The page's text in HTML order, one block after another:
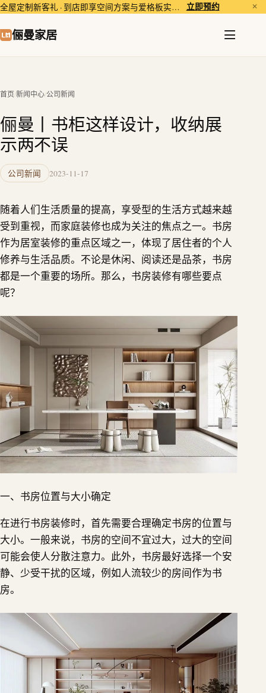
全屋定制新客礼 · 到店即享空间方案与爱格板实样体验。 立即预约 ✕
俪曼家居
首页/新闻中心/公司新闻
俪曼丨书柜这样设计，收纳展
示两不误
公司新闻 2023-11-17
随着人们生活质量的提高，享受型的生活方式越来越
受到重视，而家庭装修也成为关注的焦点之一。书房
作为居室装修的重点区域之一，体现了居住者的个人
修养与生活品质。不论是休闲、阅读还是品茶，书房
都是一个重要的场所。那么，书房装修有哪些要点
呢？
一、书房位置与大小确定
在进行书房装修时，首先需要合理确定书房的位置与
大小。一般来说，书房的空间不宜过大，过大的空间
可能会使人分散注意力。此外，书房最好选择一个安
静、少受干扰的区域，例如人流较少的房间作为书
房。